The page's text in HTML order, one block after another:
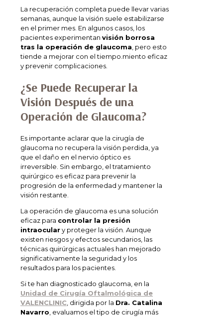
La recuperación completa puede llevar varias
semanas, aunque la visión suele estabilizarse
en el primer mes. En algunos casos, los
pacientes experimentan visión borrosa
tras la operación de glaucoma , pero esto
tiende a mejorar con el tiempo.miento eficaz
y prevenir complicaciones.
¿Se Puede Recuperar la
Visión Después de una
Operación de Glaucoma?
Es importante aclarar que la cirugía de
glaucoma no recupera la visión perdida, ya
que el daño en el nervio óptico es
irreversible. Sin embargo, el tratamiento
quirúrgico es eficaz para prevenir la
progresión de la enfermedad y mantener la
visión restante.
La operación de glaucoma es una solución
eficaz para controlar la presión
intraoculary proteger la visión. Aunque
existen riesgos y efectos secundarios, las
técnicas quirúrgicas actuales han mejorado
significativamente la seguridad y los
resultados para los pacientes.
Si te han diagnosticado glaucoma, en la
Unidad de Cirugía Oftalmológica de
VALENCLINIC, dirigida por la Dra. Catalina
Navarro, evaluamos el tipo de cirugía más